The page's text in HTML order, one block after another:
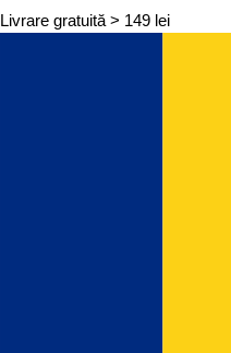
Livrare gratuită > 149 lei